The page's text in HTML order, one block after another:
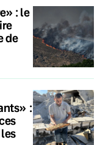
: le
de
: